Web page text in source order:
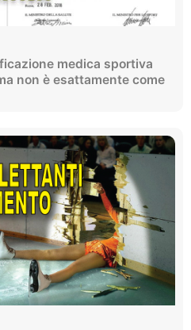
medica sportiva
non è esattamente come